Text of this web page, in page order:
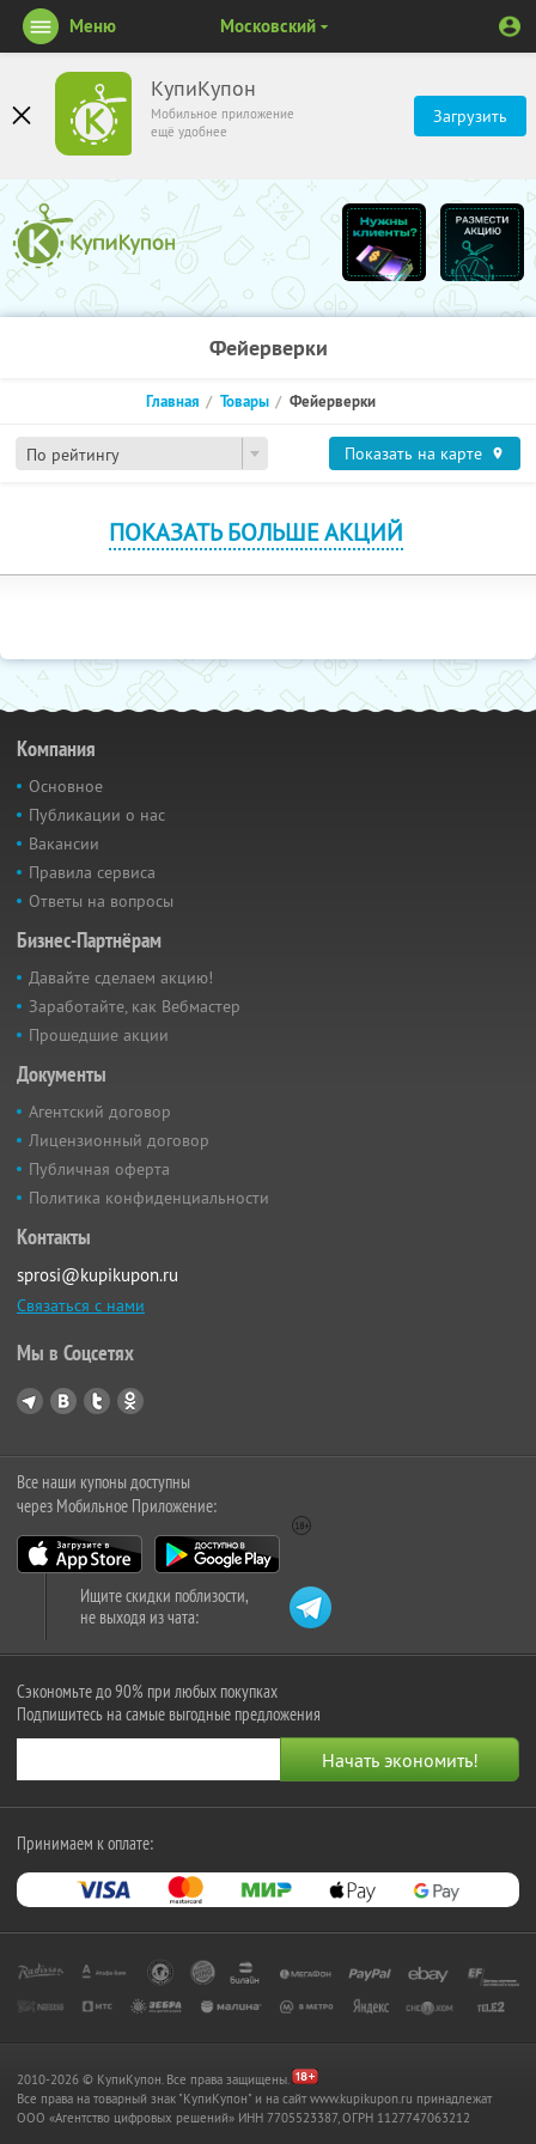
КупиКупон
Мобильное приложение
ещё удобнее
Загрузить
Меню Московский
Фейерверки
По рейтингу
Главная Товары Фейерверки
Показать на карте
ПОКАЗАТЬ БОЛЬШЕ АКЦИЙ
Компания
Основное
Публикации о нас
Вакансии
Правила сервиса
Ответы на вопросы
Бизнес-Партнёрам
Давайте сделаем акцию!
Заработайте, как Вебмастер
Прошедшие акции
Документы
Агентский договор
Лицензионный договор
Публичная оферта
Политика конфиденциальности
Контакты
sprosi@kupikupon.ru
Связаться с нами
Мы в Соцсетях
Все наши купоны доступны
через Мобильное Приложение:
Ищите скидки поблизости,
не выходя из чата:
Сэкономьте до 90% при любых покупках
Подпишитесь на самые выгодные предложения
Принимаем к оплате:
2010-2026 © КупиКупон. Все права защищены.
Все права на товарный знак "КупиКупон" и на сайт www.kupikupon.ru принадлежат
OOO «Агентство цифровых решений» ИНН 7705523387, ОГРН 1127747063212